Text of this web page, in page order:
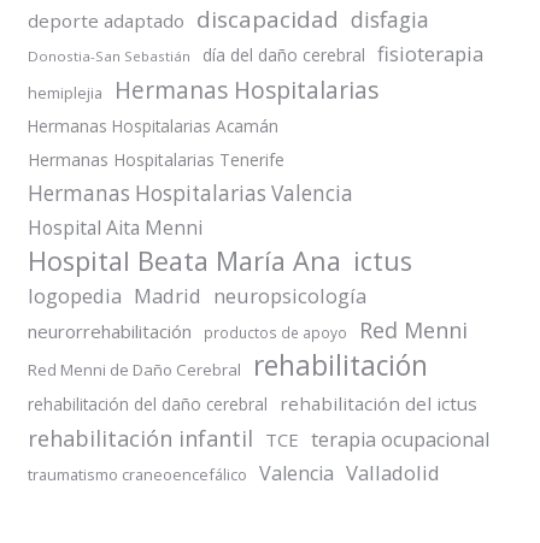
deporte adaptado discapacidad disfagia
Donostia-San Sebastián día del daño cerebral fisioterapia
hemiplejia Hermanas Hospitalarias
Hermanas Hospitalarias Acamán
Hermanas Hospitalarias Tenerife
Hermanas Hospitalarias Valencia
Hospital Aita Menni
Hospital Beata María Ana ictus
logopedia Madrid neuropsicología
neurorrehabilitación productos de apoyo Red Menni
Red Menni de Daño Cerebral rehabilitación
rehabilitación del daño cerebral rehabilitación del ictus
rehabilitación infantil TCE terapia ocupacional
traumatismo craneoencefálico Valencia Valladolid